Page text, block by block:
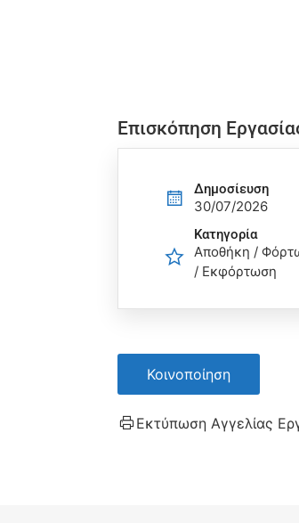
Επισκόπηση
Δημοσίευση
30/07/2026
Κατηγορία
Αποθήκη /
/ Εκφόρτωση
Κοινοποίηση
Εκτύπωση Αγγελίας